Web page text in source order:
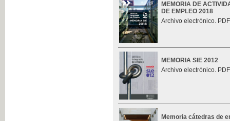
MEMORIA DE
DE EMPLEO 2018
Archivo electrónico.
MEMORIA SIE 2012
Archivo electrónico.
Memoria cátedras de